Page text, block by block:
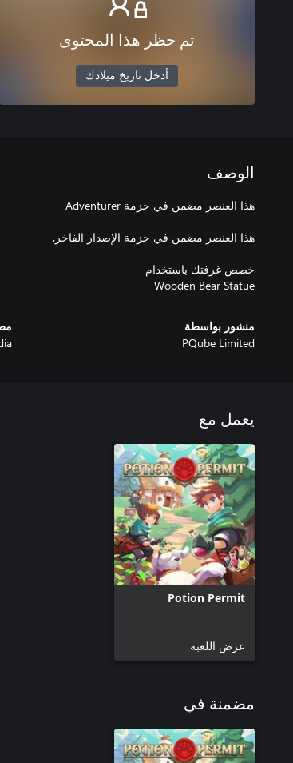
تم حظر هذا المحتوى
أدخل تاريخ ميلادك
الوصف
Wooden Bear Statue
منشور بواسطة
PQube Limited
يعمل مع
Potion Permit
عرض اللعبة
مضمنة في